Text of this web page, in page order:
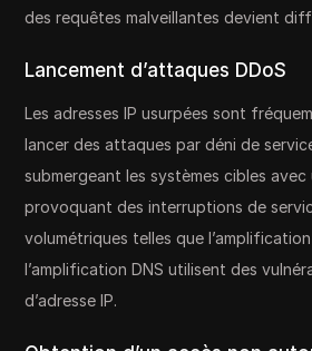
des requêtes malveillantes devient
Lancement d’attaques DDoS
Les adresses IP usurpées sont
lancer des attaques par déni de
submergeant les systèmes cibles
provoquant des interruptions de
volumétriques telles que
l’amplification DNS utilisent des
d’adresse IP.